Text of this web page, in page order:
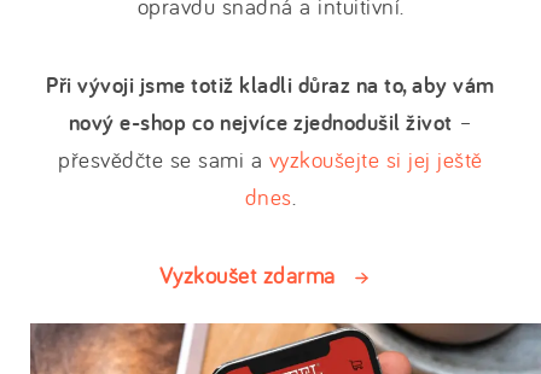
opravdu snadná a intuitivní.
Při vývoji jsme totiž kladli důraz na to, aby vám
nový e-shop co nejvíce zjednodušil život –
přesvědčte se sami a vyzkoušejte si jej ještě
dnes.
Vyzkoušet zdarma